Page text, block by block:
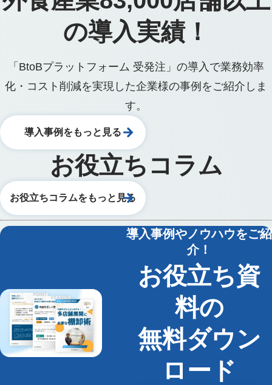
の導入実績！
「BtoBプラットフォーム 受発注」の導入で業務効率
化・コスト削減を実現した企業様の事例をご紹介しま
す。
導入事例をもっと見る
お役立ちコラム
お役立ちコラムをもっと見る
導入事例やノウハウをご紹
介！
お役立ち資
料の
無料ダウン
ロード